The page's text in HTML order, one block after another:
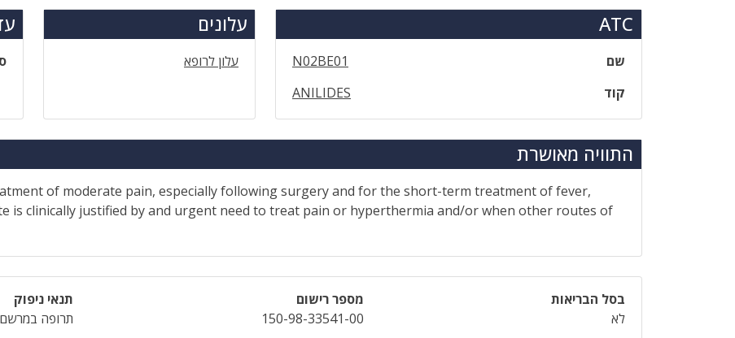
ATC
שם
N02BE01
קוד
ANILIDES
עלונים
עלון לרופא
התוויה מאושרת
of moderate pain, especially following surgery and for the short-term treatment of fever,
is clinically justified by and urgent need to treat pain or hyperthermia and/or when other routes of
בסל הבריאות
לא
מספר רישום
150-98-33541-00
תנאי ניפוק
תרופה במרשם